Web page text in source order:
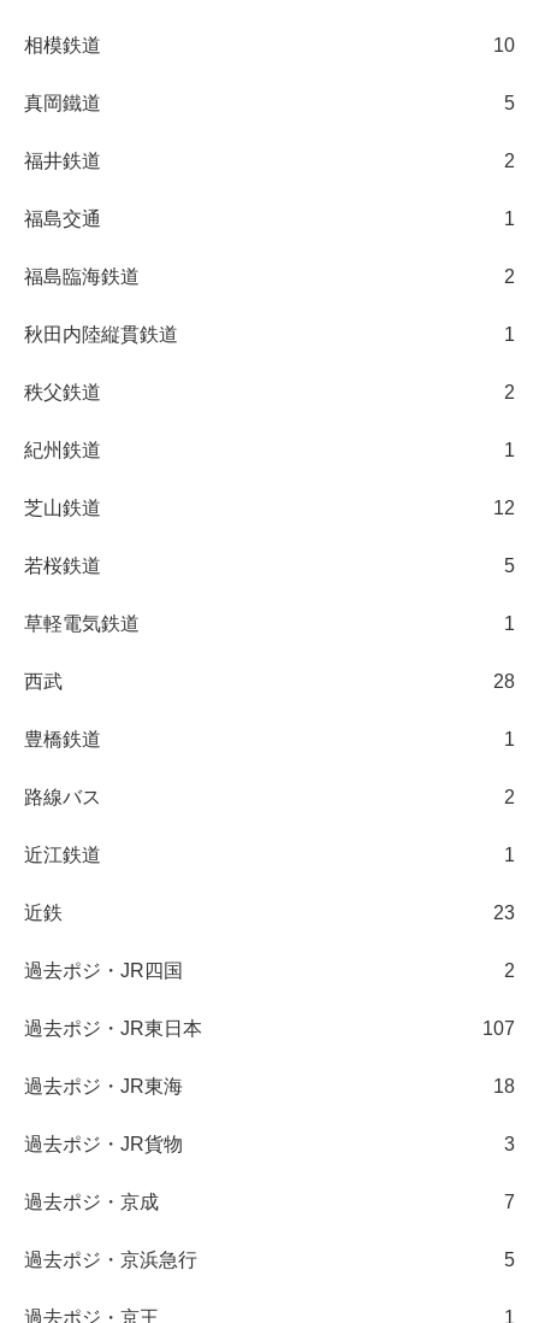
相模鉄道 10
真岡鐵道 5
福井鉄道 2
福島交通 1
福島臨海鉄道 2
秋田内陸縦貫鉄道 1
秩父鉄道 2
紀州鉄道 1
芝山鉄道 12
若桜鉄道 5
草軽電気鉄道 1
西武 28
豊橋鉄道 1
路線バス 2
近江鉄道 1
近鉄 23
過去ポジ・JR四国 2
過去ポジ・JR東日本 107
過去ポジ・JR東海 18
過去ポジ・JR貨物 3
過去ポジ・京成 7
過去ポジ・京浜急行 5
過去ポジ・京王 1